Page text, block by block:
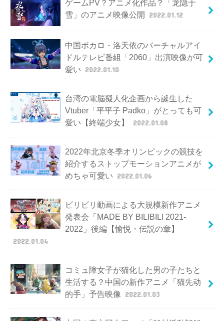
ゲームPV？アニメ化作品？「龙隐于
雪」のアニメ映像公開 2022.01.12
中国ボカロ・洛天依のバーチャルアイ
ドルテレビ番組「2060」出演映像が可
愛い 2022.01.10
台湾の電脳擬人化企画から誕生した
Vtuber「平平子 Padko」がとっても可
愛い【終端少女】
2022.01.08
2022年北京冬季オリンピックの競技を
紹介するストップモーションアニメが
めちゃ可愛い 2022.01.06
ビリビリ動画による大規模新作アニメ
発表会「MADE BY BILIBILI 2021-
2022」後編【愉悦・伝説の章】
2022.01.04
コミュ障女子が猫化した男の子たちと
生活する？中国の新作アニメ「猫先动
的手」予告映像
2022.01.03